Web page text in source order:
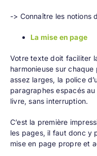
-> Connaître les notions
La mise en page
Votre texte doit faciliter
harmonieuse sur
assez larges, la police
paragraphes espacés
livre, sans interruption.
C’est la première
les pages, il faut donc y
mise en page propre et